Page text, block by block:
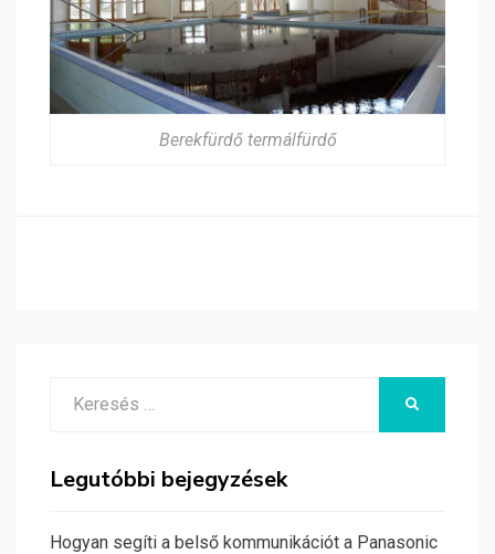
Berekfürdő termálfürdő
Legutóbbi bejegyzések
Hogyan segíti a belső kommunikációt a Panasonic